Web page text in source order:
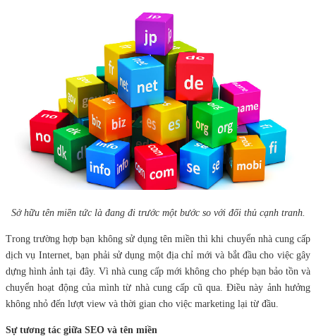
Sở hữu tên miền tức là đang đi trước một bước so với đối thủ cạnh tranh.
Trong trường hợp bạn không sử dụng tên miền thì khi chuyển nhà cung cấp
dịch vụ Internet, bạn phải sử dụng một địa chỉ mới và bắt đầu cho việc gây
dựng hình ảnh tại đây. Vì nhà cung cấp mới không cho phép bạn bảo tồn và
chuyển hoạt động của mình từ nhà cung cấp cũ qua. Điều này ảnh hưởng
không nhỏ đến lượt view và thời gian cho việc marketing lại từ đầu.
Sự tương tác giữa SEO và tên miền